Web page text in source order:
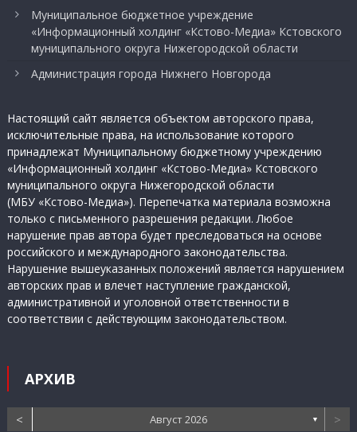
Муниципальное бюджетное учреждение
«Информационный холдинг «Кстово-Медиа» Кстовского
муниципального округа Нижегородской области
Администрация города Нижнего Новгорода
Настоящий сайт является объектом авторского права,
исключительные права, на использование которого
принадлежат Муниципальному бюджетному учреждению
«Информационный холдинг «Кстово-Медиа» Кстовского
муниципального округа Нижегородской области
(МБУ «Кстово-Медиа»). Перепечатка материала возможна
только с письменного разрешения редакции. Любое
нарушение прав автора будет преследоваться на основе
российского и международного законодательства.
Нарушение вышеуказанных положений является нарушением
авторских прав и влечет наступление гражданской,
административной и уголовной ответственности в
соответствии с действующим законодательством.
АРХИВ
< Август 2026 ▼ >